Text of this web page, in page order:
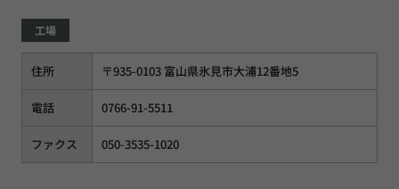
工場
住所 〒935-0103 富山県氷見市大浦12番地5
電話 0766-91-5511
ファクス 050-3535-1020